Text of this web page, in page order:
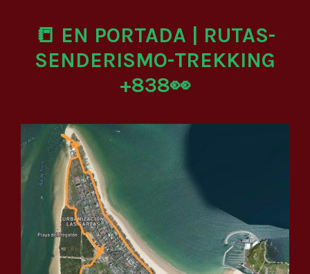
📒 EN PORTADA | RUTAS-
SENDERISMO-TREKKING
+838👀